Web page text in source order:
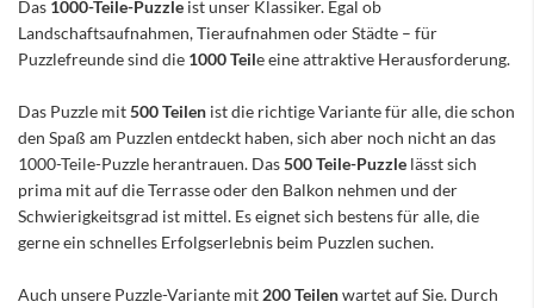
Das 1000-Teile-Puzzle ist unser Klassiker. Egal ob
Landschaftsaufnahmen, Tieraufnahmen oder Städte – für
Puzzlefreunde sind die 1000 Teile eine attraktive Herausforderung.
Das Puzzle mit500 Teilen ist die richtige Variante für alle, die schon
den Spaß am Puzzlen entdeckt haben, sich aber noch nicht an das
1000-Teile-Puzzle herantrauen. Das500 Teile-Puzzle lässt sich
prima mit auf die Terrasse oder den Balkon nehmen und der
Schwierigkeitsgrad ist mittel. Es eignet sich bestens für alle, die
gerne ein schnelles Erfolgserlebnis beim Puzzlen suchen.
Auch unsere Puzzle-Variante mit 200 Teilenwartet auf Sie. Durch